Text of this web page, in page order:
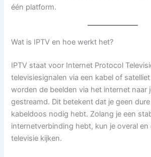
één platform.
Wat is IPTV en hoe werkt het?
IPTV staat voor Internet Protocol
televisiesignalen via een kabel of
worden de beelden via het internet naar
gestreamd. Dit betekent dat je geen
kabeldoos nodig hebt. Zolang je een
internetverbinding hebt, kun je overal en
televisie kijken.